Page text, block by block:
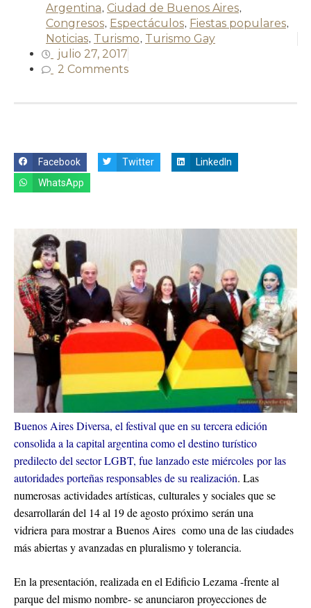
Argentina, Ciudad de Buenos Aires,
Congresos, Espectáculos, Fiestas populares,
Noticias, Turismo, Turismo Gay
julio 27, 2017
2 Comments
Facebook Twitter
LinkedIn
WhatsApp
Buenos Aires Diversa, el festival que en su tercera edición
consolida a la capital argentina como el destino turístico
predilecto del sector LGBT, fue lanzado este miércoles por las
autoridades porteñas responsables de su realización. Las
numerosas actividades artísticas, culturales y sociales que se
desarrollarán del 14 al 19 de agosto próximo serán una
vidriera para mostrar a Buenos Aires como una de las ciudades
más abiertas y avanzadas en pluralismo y tolerancia.
En la presentación, realizada en el Edificio Lezama -frente al
parque del mismo nombre- se anunciaron proyecciones de